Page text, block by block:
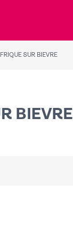
SUR BIEVRE
BIEVRE